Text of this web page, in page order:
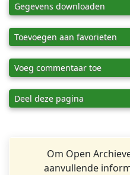
Gegevens downloaden
Toevoegen aan favorieten
Voeg commentaar toe
Deel deze pagina
Om Open
aanvullende